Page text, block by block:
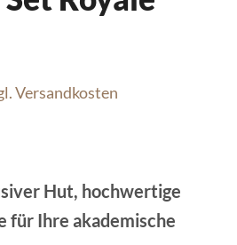
Versandkosten
Hut, hochwertige
für Ihre akademische